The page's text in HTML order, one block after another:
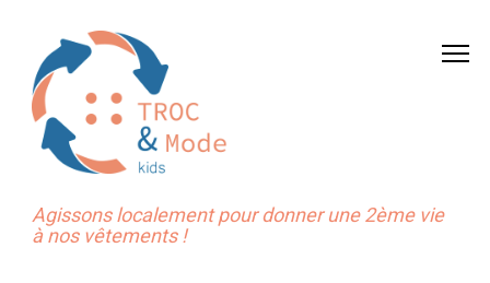
Agissons localement pour donner une 2ème vie
à nos vêtements !